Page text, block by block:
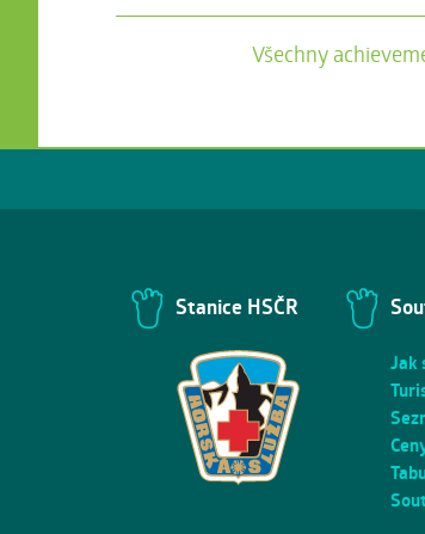
Všechny
Stanice HSČR
Jak